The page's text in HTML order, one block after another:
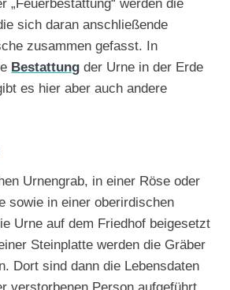
„Feuerbestattung“ werden die
sich daran anschließende
zusammen gefasst. In
Bestattung der Urne in der Erde
es hier aber auch andere
Urnengrab, in einer Röse oder
sowie in einer oberirdischen
Urne auf dem Friedhof beigesetzt
Steinplatte werden die Gräber
Dort sind dann die Lebensdaten